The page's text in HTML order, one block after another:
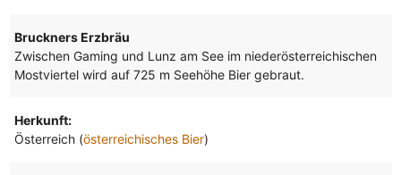
Bruckners Erzbräu
Zwischen Gaming und Lunz am See im niederösterreichischen
Mostviertel wird auf 725 m Seehöhe Bier gebraut.
Herkunft:
Österreich (österreichisches Bier)